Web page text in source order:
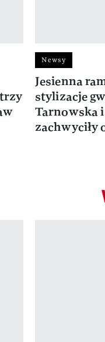
Newsy
Jesienna
stylizacje
Tarnowska
zachwyciły